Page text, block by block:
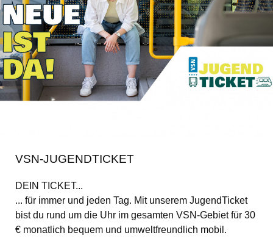
Abo-Karte
JugendTicket
VSN-JUGENDTICKET
DEIN TICKET...
... für immer und jeden Tag. Mit unserem JugendTicket
bist du rund um die Uhr im gesamten VSN-Gebiet für 30
€ monatlich bequem und umweltfreundlich mobil.